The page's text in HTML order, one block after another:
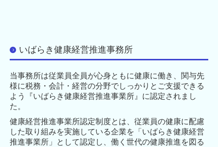
いばらき健康経営推進事務所
当事務所は従業員全員が心身ともに健康に働き、関与先
様に税務・会計・経営の分野でしっかりとご支援できる
よう『いばらき健康経営推進事業所』に認定されまし
た。
健康経営推進事業所認定制度とは、従業員の健康に配慮
した取り組みを実施している企業を「いばらき健康経営
推進事業所」として認定し、働く世代の健康推進を図る